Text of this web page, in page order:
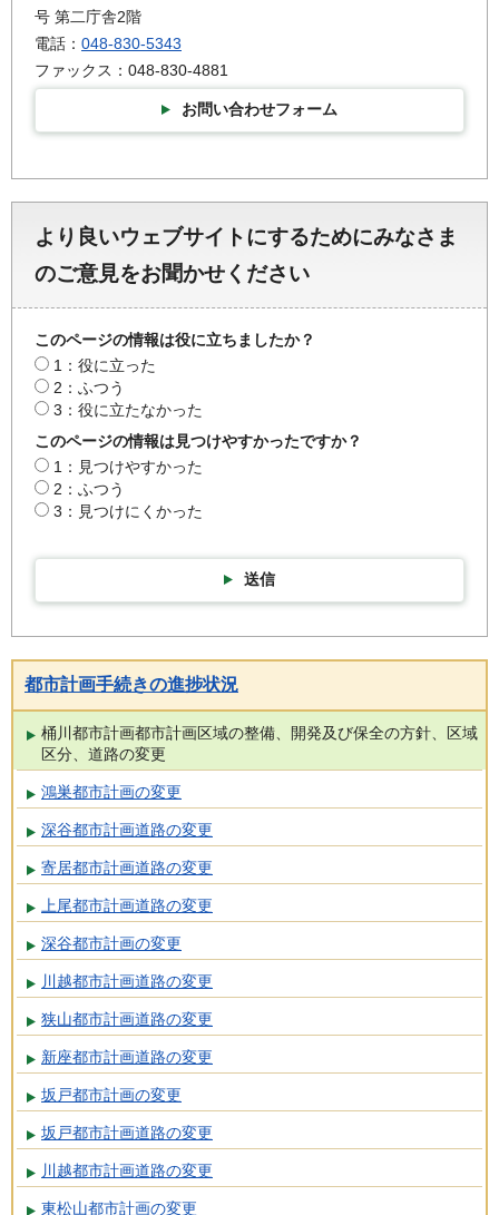
号 第二庁舎2階
電話： 048-830-5343
ファックス：048-830-4881
お問い合わせフォーム
より良いウェブサイトにするためにみなさま
のご意見をお聞かせください
このページの情報は役に立ちましたか？
1：役に立った
2：ふつう
3：役に立たなかった
このページの情報は見つけやすかったですか？
1：見つけやすかった
2：ふつう
3：見つけにくかった
送信
都市計画手続きの進捗状況
桶川都市計画都市計画区域の整備、開発及び保全の方針、区域
区分、道路の変更
鴻巣都市計画の変更
深谷都市計画道路の変更
寄居都市計画道路の変更
上尾都市計画道路の変更
深谷都市計画の変更
川越都市計画道路の変更
狭山都市計画道路の変更
新座都市計画道路の変更
坂戸都市計画の変更
坂戸都市計画道路の変更
川越都市計画道路の変更
東松山都市計画の変更